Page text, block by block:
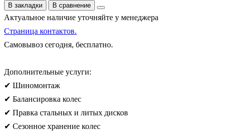
В закладки В сравнение
Актуальное наличие уточняйте у менеджера
Страница контактов.
Самовывоз сегодня, бесплатно.
Дополнительные услуги:
✔ Шиномонтаж
✔ Балансировка колес
✔ Правка стальных и литых дисков
✔ Сезонное хранение колес